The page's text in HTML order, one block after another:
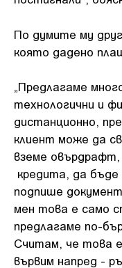
По думите му
която дадено
„Предлагаме
технологични и
дистанционно,
клиент може да
вземе
кредита, да бъде
подпише
мен това е само
предлагаме по-
Считам, че това
вървим напред -